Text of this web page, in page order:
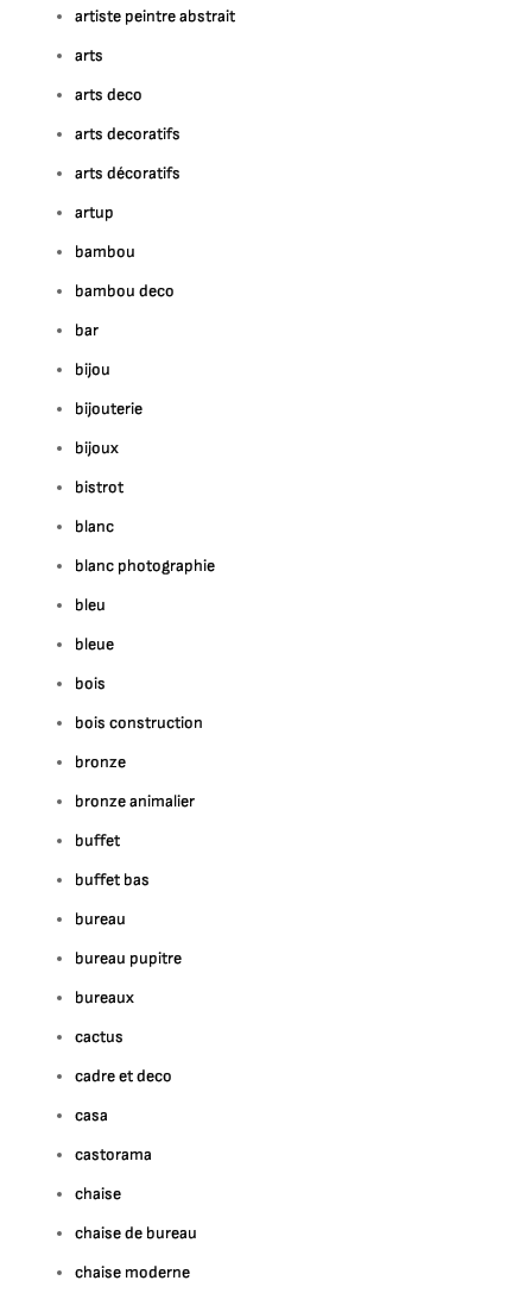
artiste peintre abstrait
arts
arts deco
arts decoratifs
arts décoratifs
artup
bambou
bambou deco
bar
bijou
bijouterie
bijoux
bistrot
blanc
blanc photographie
bleu
bleue
bois
bois construction
bronze
bronze animalier
buffet
buffet bas
bureau
bureau pupitre
bureaux
cactus
cadre et deco
casa
castorama
chaise
chaise de bureau
chaise moderne